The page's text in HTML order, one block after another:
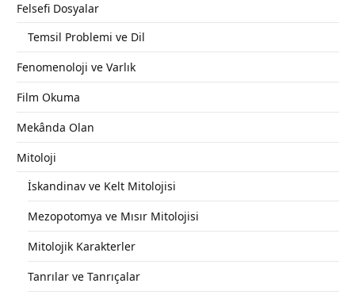
Felsefi Dosyalar
Temsil Problemi ve Dil
Fenomenoloji ve Varlık
Film Okuma
Mekânda Olan
Mitoloji
İskandinav ve Kelt Mitolojisi
Mezopotomya ve Mısır Mitolojisi
Mitolojik Karakterler
Tanrılar ve Tanrıçalar